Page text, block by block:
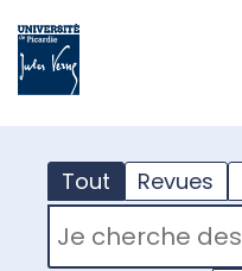
Tout Revues
RECHERCHER DANS "TOUT"